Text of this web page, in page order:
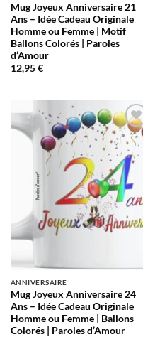
Mug Joyeux Anniversaire 21
Ans – Idée Cadeau Originale
Homme ou Femme | Motif
Ballons Colorés | Paroles
d’Amour
12,95€
AJOUTER
À LA
LISTE
D’ENVIES
ANNIVERSAIRE
Mug Joyeux Anniversaire 24
Ans – Idée Cadeau Originale
Homme ou Femme | Ballons
Colorés | Paroles d’Amour